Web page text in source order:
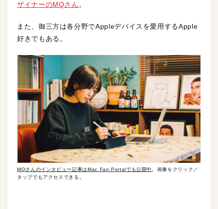
ザイナーのMQさん 。
また、御三方は各分野でAppleデバイスを愛用するApple
好きでもある。
MQさんのインタビュー記事はMac Fan Portalでも公開中 。画像をクリック／
タップでもアクセスできる。